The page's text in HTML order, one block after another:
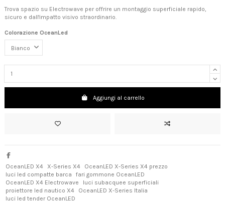
Trova spazio su Electrowave per offrire un montaggio superficiale rapido,
sicuro e dall'impatto visivo straordinario.
Colorazione OceanLed
Aggiungi al carrello
OceanLED X4 X-Series X4
OceanLED X-Series X4 prezzo
luci led compatte barca
fari gommone OceanLED
OceanLED X4 Electrowave
luci subacquee superficiali
proiettore led nautico X4
OceanLED X-Series Italia
luci led tender OceanLED